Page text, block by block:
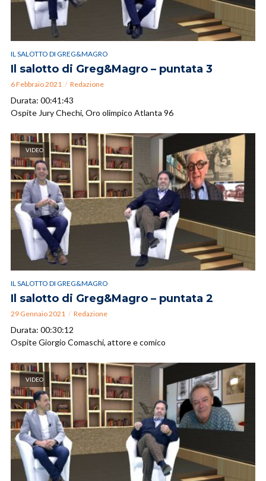
IL SALOTTO DI GREG&MAGRO
Il salotto di Greg&Magro – puntata 3
6 Febbraio 2021 Redazione
Durata: 00:41:43
Ospite Jury Chechi, Oro olimpico Atlanta 96
VIDEO
IL SALOTTO DI GREG&MAGRO
Il salotto di Greg&Magro – puntata 2
29 Gennaio 2021 Redazione
Durata: 00:30:12
Ospite Giorgio Comaschi, attore e comico
VIDEO